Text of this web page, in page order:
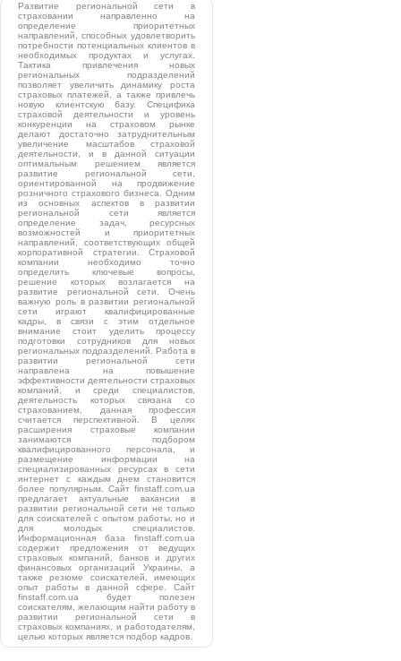
Развитие региональной сети в
страховании направленно на
определение приоритетных
направлений, способных удовлетворить
потребности потенциальных клиентов в
необходимых продуктах и услугах.
Тактика привлечения новых
региональных подразделений
позволяет увеличить динамику роста
страховых платежей, а также привлечь
новую клиентскую базу. Специфика
страховой деятельности и уровень
конкуренции на страховом рынке
делают достаточно затруднительным
увеличение масштабов страховой
деятельности, и в данной ситуации
оптимальным решением является
развитие региональной сети,
ориентированной на продвижение
розничного страхового бизнеса. Одним
из основных аспектов в развитии
региональной сети является
определение задач, ресурсных
возможностей и приоритетных
направлений, соответствующих общей
корпоративной стратегии. Страховой
компании необходимо точно
определить ключевые вопросы,
решение которых возлагается на
развитие региональной сети. Очень
важную роль в развитии региональной
сети играют квалифицированные
кадры, в связи с этим отдельное
внимание стоит уделить процессу
подготовки сотрудников для новых
региональных подразделений. Работа в
развитии региональной сети
направлена на повышение
эффективности деятельности страховых
компаний, и среди специалистов,
деятельность которых связана со
страхованием, данная профессия
считается перспективной. В целях
расширения страховые компании
занимаются подбором
квалифицированного персонала, и
размещение информации на
специализированных ресурсах в сети
интернет с каждым днем становится
более популярным. Сайт finstaff.com.ua
предлагает актуальные вакансии в
развитии региональной сети не только
для соискателей с опытом работы, но и
для молодых специалистов.
Информационная база finstaff.com.ua
содержит предложения от ведущих
страховых компаний, банков и других
финансовых организаций Украины, а
также резюме соискателей, имеющих
опыт работы в данной сфере. Сайт
finstaff.com.ua будет полезен
соискателям, желающим найти работу в
развитии региональной сети в
страховых компаниях, и работодателям,
целью которых является подбор кадров.